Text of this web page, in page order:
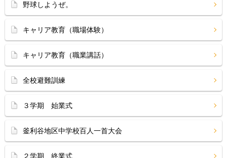
野球しようぜ。
キャリア教育（職場体験）
キャリア教育（職業講話）
全校避難訓練
３学期 始業式
釜利谷地区中学校百人一首大会
２学期 終業式